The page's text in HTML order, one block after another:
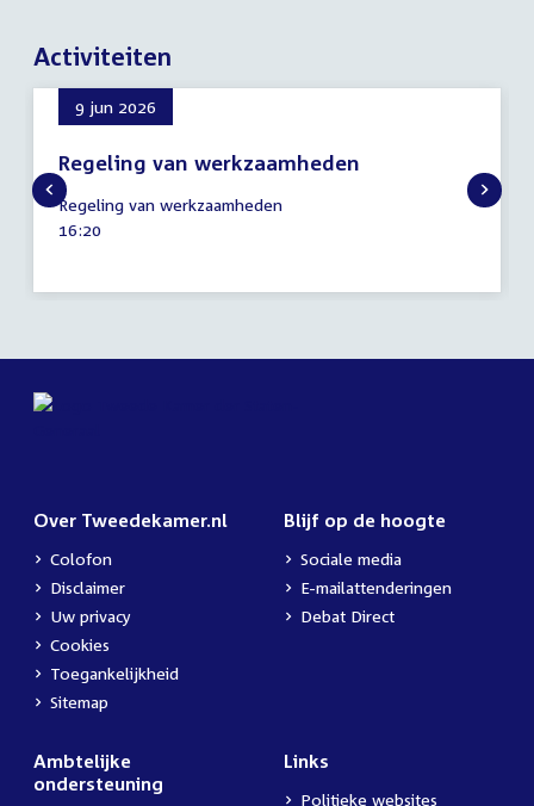
Activiteiten
9 jun 2026
Regeling van werkzaamheden
9
juni
2026
Regeling van werkzaamheden
Tijd
16:20
Over Tweedekamer.nl
Colofon
Disclaimer
Uw privacy
Cookies
Toegankelijkheid
Sitemap
Blijf op de hoogte
Sociale media
E-mailattenderingen
Debat Direct
Ambtelijke
ondersteuning
Links
Politieke websites